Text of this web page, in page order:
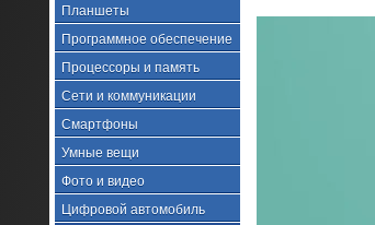
Планшеты
Программное обеспечение
Процессоры и память
Сети и коммуникации
Смартфоны
Умные вещи
Фото и видео
Цифровой автомобиль